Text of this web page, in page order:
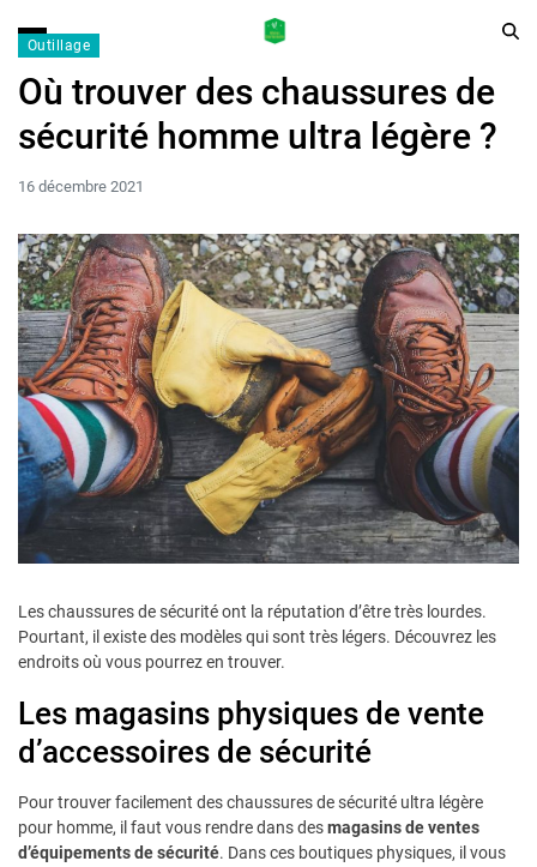
Outillage
Où trouver des chaussures de
sécurité homme ultra légère ?
16 décembre 2021
Les chaussures de sécurité ont la réputation d’être très lourdes.
Pourtant, il existe des modèles qui sont très légers. Découvrez les
endroits où vous pourrez en trouver.
Les magasins physiques de vente
d’accessoires de sécurité
Pour trouver facilement des chaussures de sécurité ultra légère
pour homme, il faut vous rendre dans desmagasins de ventes
d’équipements de sécurité. Dans ces boutiques physiques, il vous